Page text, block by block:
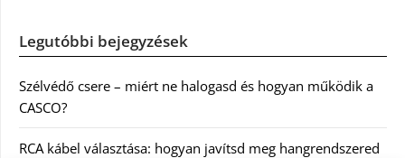
Legutóbbi bejegyzések
Szélvédő csere – miért ne halogasd és hogyan működik a
CASCO?
RCA kábel választása: hogyan javítsd meg hangrendszered